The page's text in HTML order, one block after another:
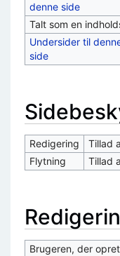
denne side
Talt som en
Undersider til
side
Redigering
Tillad
Flytning
Tillad
Brugeren, der